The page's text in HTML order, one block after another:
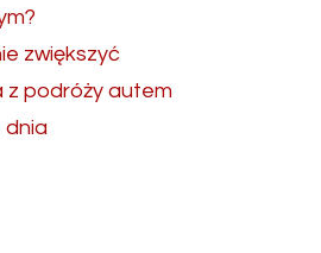
zwiększyć
z podróży autem
dnia